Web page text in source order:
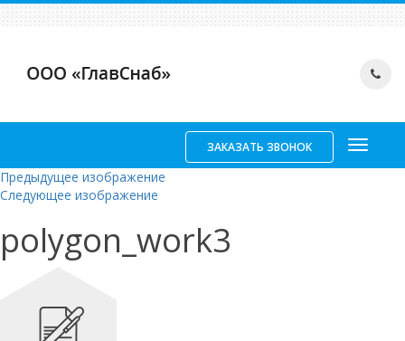
ЗАКАЗАТЬ ЗВОНОК
Предыдущее изображение
Следующее изображение
polygon_work3